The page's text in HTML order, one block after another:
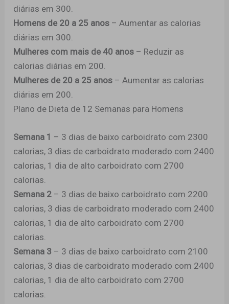
diárias em 300.
Homens de 20 a 25 anos – Aumentar as calorias
diárias em 300.
Mulheres com mais de 40 anos – Reduzir as
calorias diárias em 200.
Mulheres de 20 a 25 anos – Aumentar as calorias
diárias em 200.
Plano de Dieta de 12 Semanas para Homens
Semana 1 – 3 dias de baixo carboidrato com 2300
calorias, 3 dias de carboidrato moderado com 2400
calorias, 1 dia de alto carboidrato com 2700
calorias.
Semana 2 – 3 dias de baixo carboidrato com 2200
calorias, 3 dias de carboidrato moderado com 2400
calorias, 1 dia de alto carboidrato com 2700
calorias.
Semana 3 – 3 dias de baixo carboidrato com 2100
calorias, 3 dias de carboidrato moderado com 2400
calorias, 1 dia de alto carboidrato com 2700
calorias.